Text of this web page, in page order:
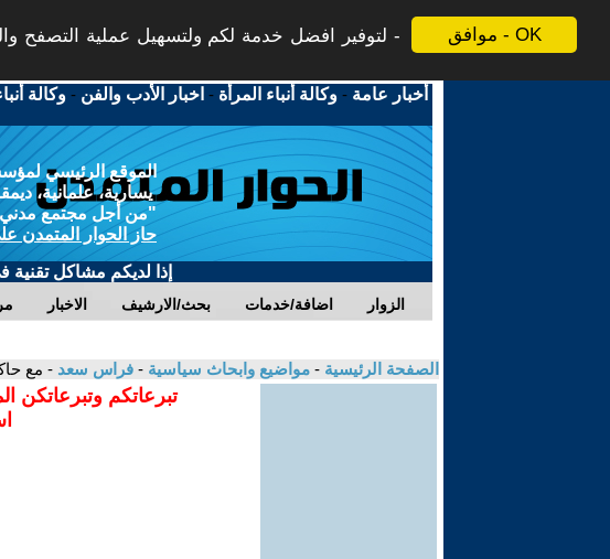
موافق - OK
لتوفير افضل خدمة لكم ولتسهيل عملية التصفح
أخبار عامة -وكالة أنباء المرأة - اخبار الأدب والفن -وكالة
الموقع الرئيسي
يسارية، علمانية،
"من أجل مجتمع مدني
حاز الحوار المتمدن
إذا لديكم مشاكل تقنية
الاخبار بحث/الارشيف اضافة/خدمات الزوار
الصفحة الرئيسية - مواضيع وابحاث سياسية - فراس سعد - مع
تبرعاتكم وتبرعاتكن